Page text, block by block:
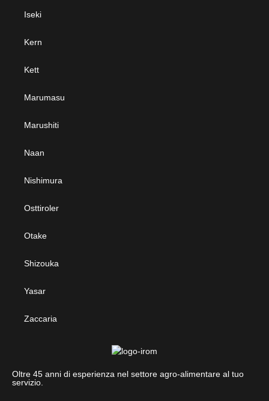
Iseki
Kern
Kett
Marumasu
Marushiti
Naan
Nishimura
Osttiroler
Otake
Shizouka
Yasar
Zaccaria
Oltre 45 anni di esperienza nel settore agro-alimentare al tuo
servizio.